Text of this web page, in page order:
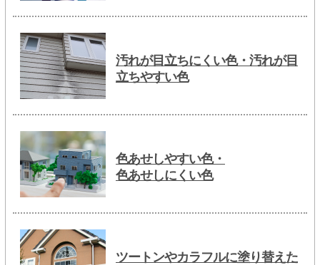
汚れが目立ちにくい色・汚れが目
立ちやすい色
色あせしやすい色・
色あせしにくい色
ツートンやカラフルに塗り替えた